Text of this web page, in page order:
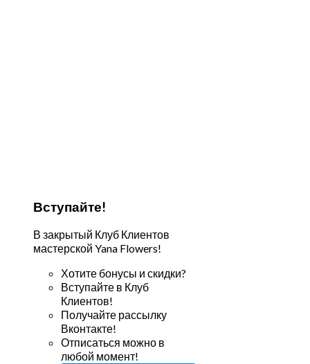
Вступайте!
В закрытый Клуб Клиентов
мастерской Yana Flowers!
Хотите бонусы и скидки?
Вступайте в Клуб
Клиентов!
Получайте рассылку
Вконтакте!
Отписаться можно в
любой момент!